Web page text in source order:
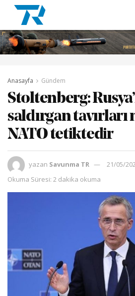
Anasayfa Gündem
Stoltenberg:
saldırgan tavırları
NATO tetiktedir
yazan Savunma TR
21/05/
Okuma Süresi: 2 dakika okuma